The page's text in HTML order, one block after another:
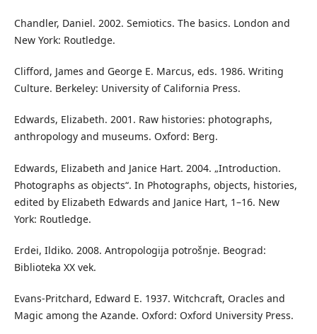
Chandler, Daniel. 2002. Semiotics. The basics. London and
New York: Routledge.
Clifford, James and George E. Marcus, eds. 1986. Writing
Culture. Berkeley: University of California Press.
Edwards, Elizabeth. 2001. Raw histories: photographs,
anthropology and museums. Oxford: Berg.
Edwards, Elizabeth and Janice Hart. 2004. „Introduction.
Photographs as objects“. In Photographs, objects, histories,
edited by Elizabeth Edwards and Janice Hart, 1–16. New
York: Routledge.
Erdei, Ildiko. 2008. Antropologija potrošnje. Beograd:
Biblioteka XX vek.
Evans-Pritchard, Edward E. 1937. Witchcraft, Oracles and
Magic among the Azande. Oxford: Oxford University Press.